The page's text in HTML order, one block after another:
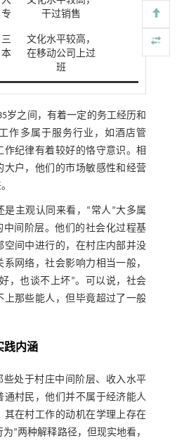
专
干过销售
三
本
文化水平较高，
在移动公司上过
班
岁之间，有着一定的务工经历和
作多属于服务行业，如酒店管
纪律有着较好的恪守意识。相
大户，他们的市场敏感性和经营
主观认同来看，“常人”大多属
中间阶层。他们的社会化过程基
空间中进行的，在村庄内部并没
网络，社会影响力相当一般，
，也谈不上坏”。可以说，社会
上那些能人，但毕竟超过了一般
践内涵
些处于村庄中间阶层、收入水平
通村民，他们并不属于经济能人
其在村工作的动机在学理上存在
”两种解释路径，但现实地看，